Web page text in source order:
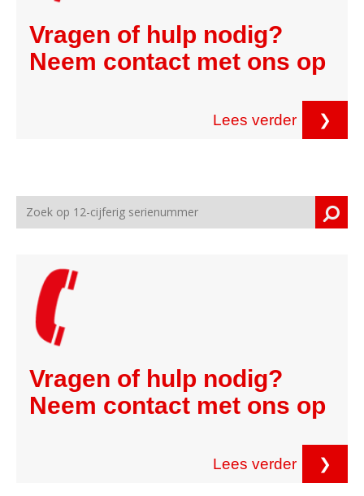
Vragen of hulp nodig?
Neem contact met ons op
Lees verder ❯
Vragen of hulp nodig?
Neem contact met ons op
Lees verder ❯